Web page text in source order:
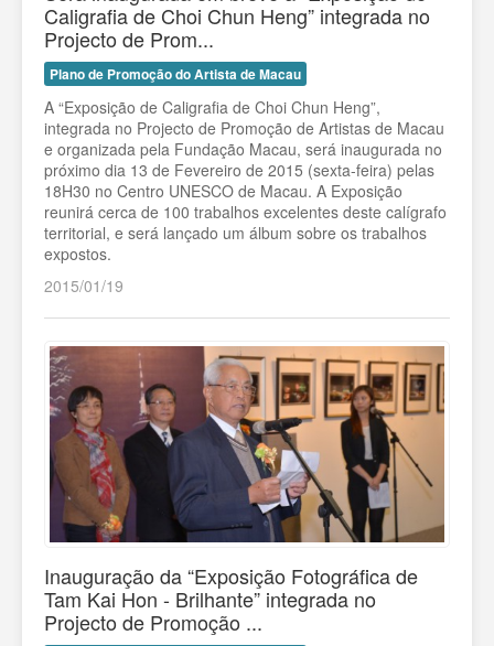
Caligrafia de Choi Chun Heng” integrada no
Projecto de Prom...
Plano de Promoção do Artista de Macau
A “Exposição de Caligrafia de Choi Chun Heng”,
integrada no Projecto de Promoção de Artistas de Macau
e organizada pela Fundação Macau, será inaugurada no
próximo dia 13 de Fevereiro de 2015 (sexta-feira) pelas
18H30 no Centro UNESCO de Macau. A Exposição
reunirá cerca de 100 trabalhos excelentes deste calígrafo
territorial, e será lançado um álbum sobre os trabalhos
expostos.
2015/01/19
Inauguração da “Exposição Fotográfica de
Tam Kai Hon - Brilhante” integrada no
Projecto de Promoção ...